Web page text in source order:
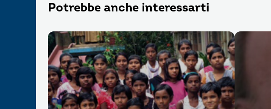
Potrebbe anche interessarti